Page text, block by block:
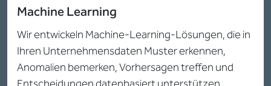
Machine Learning
Wir entwickeln Machine-Learning-Lösungen, die in
Ihren Unternehmensdaten Muster erkennen,
Anomalien bemerken, Vorhersagen treffen und